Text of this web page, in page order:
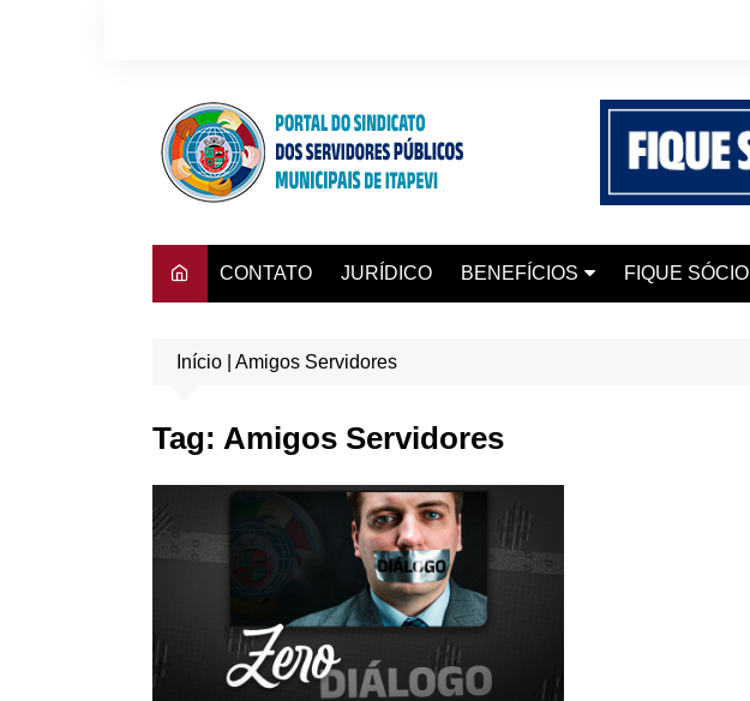
CONTATO JURÍDICO BENEFÍCIOS
Hapvida Smart 200 UP+
Instituto Edukaio
Mafisa Turismo
Perito Rubens Artave
Plano Odontológico
Boom Card
FIQUE SÓCIO
Início Amigos Servidores
Tag: Amigos Servidores